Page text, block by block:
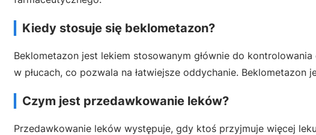
Kiedystosuje się beklometazon?
Beklometazon jest lekiem stosowanym głównie do
w płucach, co pozwala na łatwiejsze oddychanie.
Czym jest przedawkowanie leków?
Przedawkowanie leków występuje, gdy ktoś przyjmuje więcej